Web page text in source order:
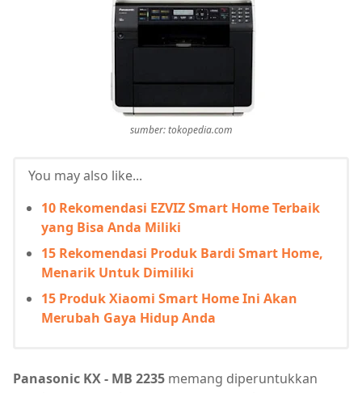
sumber: tokopedia.com
You may also like...
10 Rekomendasi EZVIZ Smart Home Terbaik
yang Bisa Anda Miliki
15 Rekomendasi Produk Bardi Smart Home,
Menarik Untuk Dimiliki
15 Produk Xiaomi Smart Home Ini Akan
Merubah Gaya Hidup Anda
Panasonic KX - MB 2235 memang diperuntukkan